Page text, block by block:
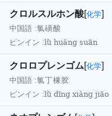
クロルスルホン酸[化学]
中国語 :氯磺酸
ピンイン :lǜ huáng suān
クロロプレンゴム[化学]
中国語 :氯丁橡胶
ピンイン :lǜ dīng xiàng jiāo